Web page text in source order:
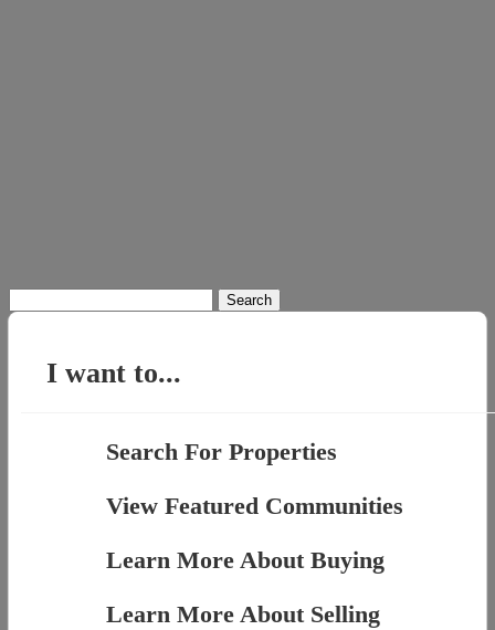
for:
I want to...
Search For Properties
View Featured Communities
Learn More About Buying
Learn More About Selling